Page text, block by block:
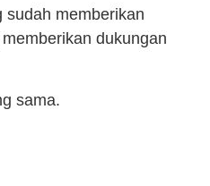
sudah memberikan
dukungan
sama.